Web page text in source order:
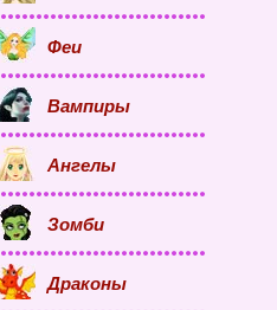
Феи
Вампиры
Ангелы
Зомби
Драконы